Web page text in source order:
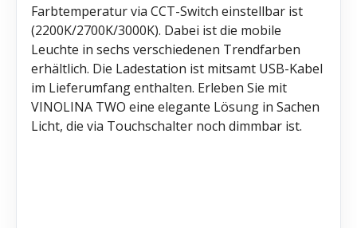
Farbtemperatur via CCT-Switch einstellbar ist
(2200K/2700K/3000K). Dabei ist die mobile
Leuchte in sechs verschiedenen Trendfarben
erhältlich. Die Ladestation ist mitsamt USB-Kabel
im Lieferumfang enthalten. Erleben Sie mit
VINOLINA TWO eine elegante Lösung in Sachen
Licht, die via Touchschalter noch dimmbar ist.